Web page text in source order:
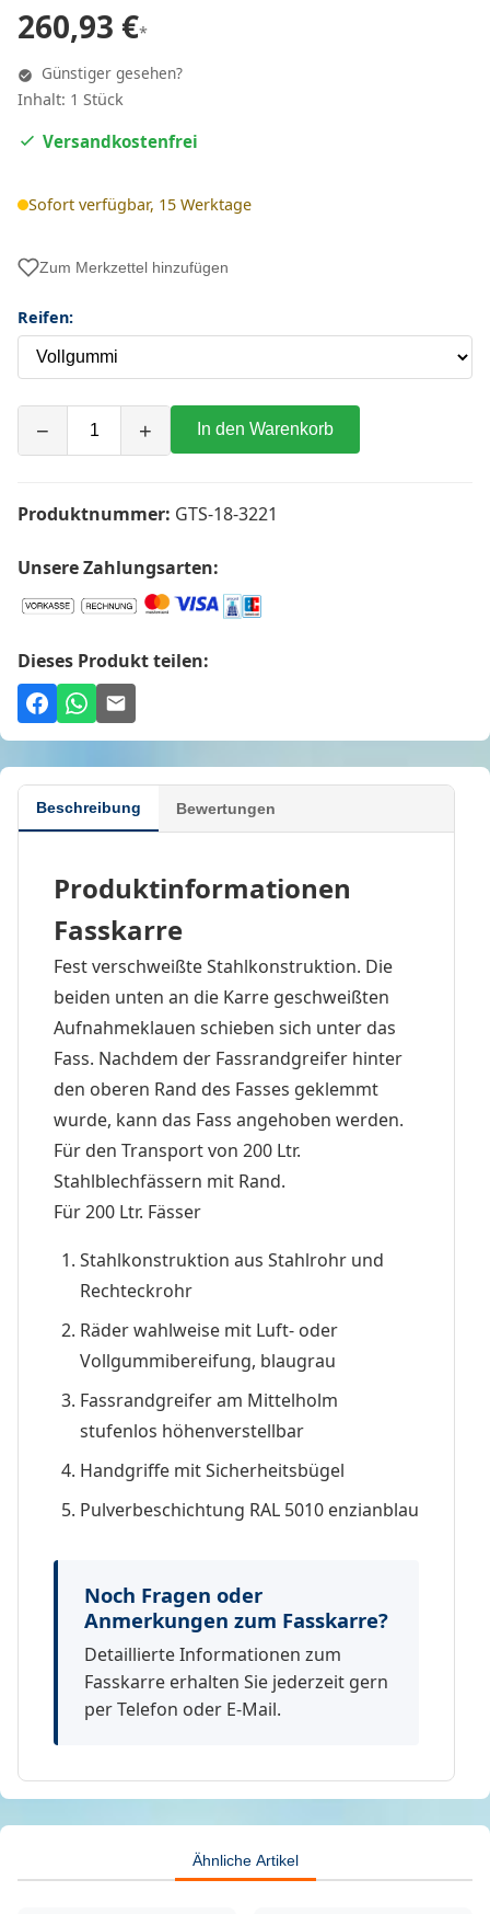
260,93 €*
Günstiger gesehen?
Inhalt: 1 Stück
Versandkostenfrei
Sofort verfügbar, 15 Werktage
Zum Merkzettel hinzufügen
Reifen:
− + In den Warenkorb
Produktnummer: GTS-18-3221
Unsere Zahlungsarten:
Dieses Produkt teilen:
Beschreibung Bewertungen
Produktinformationen
Fasskarre
Fest verschweißte Stahlkonstruktion. Die
beiden unten an die Karre geschweißten
Aufnahmeklauen schieben sich unter das
Fass. Nachdem der Fassrandgreifer hinter
den oberen Rand des Fasses geklemmt
wurde, kann das Fass angehoben werden.
Für den Transport von 200 Ltr.
Stahlblechfässern mit Rand.
Für 200 Ltr. Fässer
Stahlkonstruktion aus Stahlrohr und
Rechteckrohr
Räder wahlweise mit Luft- oder
Vollgummibereifung, blaugrau
Fassrandgreifer am Mittelholm
stufenlos höhenverstellbar
Handgriffe mit Sicherheitsbügel
Pulverbeschichtung RAL 5010 enzianblau
Noch Fragen oder
Anmerkungen zum Fasskarre?
Detaillierte Informationen zum
Fasskarre erhalten Sie jederzeit gern
per Telefon oder E-Mail.
Ähnliche Artikel